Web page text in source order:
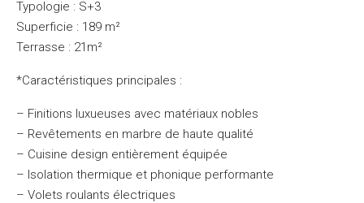
Typologie : S+3
Superficie : 189 m²
Terrasse : 21m²
*Caractéristiques principales :
– Finitions luxueuses avec matériaux nobles
– Revêtements en marbre de haute qualité
– Cuisine design entièrement équipée
– Isolation thermique et phonique performante
– Volets roulants électriques